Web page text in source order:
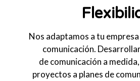
Nos adaptamos a tu
comunicación.
de comunicación a
proyectos a planes de